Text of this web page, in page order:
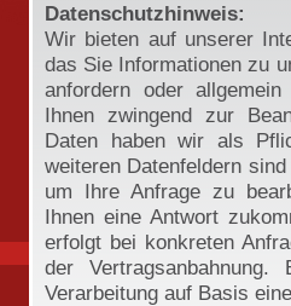
Datenschutzhinweis:
Wir bieten auf unserer
das Sie Informationen zu
anfordern oder
Ihnen zwingend zur
Daten haben wir als
weiteren Datenfeldern
um Ihre Anfrage zu
Ihnen eine Antwort
erfolgt bei konkreten
der
Verarbeitung auf Basis